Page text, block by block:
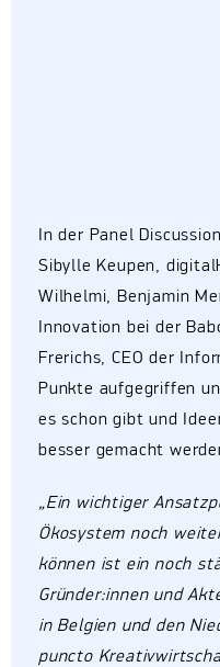
In der Panel
Sibylle Keupen,
Wilhelmi, Benjamin
Innovation bei der
Frerichs, CEO der
Punkte aufgegriffen
es schon gibt und
besser gemacht
„Ein wichtiger
Ökosystem noch
können ist ein noch
Gründer:innen und
in Belgien und den
puncto